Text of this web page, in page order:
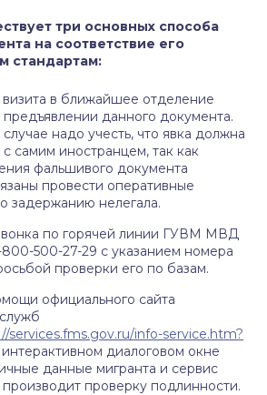
три основных способа
на соответствие его
стандартам:
визита в ближайшее отделение
данного документа.
надо учесть, что явка должна
самим иностранцем, так как
фальшивого документа
провести оперативные
задержанию нелегала.
по горячей линии ГУВМ МВД
500-27-29 c указанием номера
проверки его по базам.
официального сайта
services.fms.gov.ru/info-service.htm?
интерактивном диалоговом окне
данные мигранта и сервис
производит проверку подлинности.